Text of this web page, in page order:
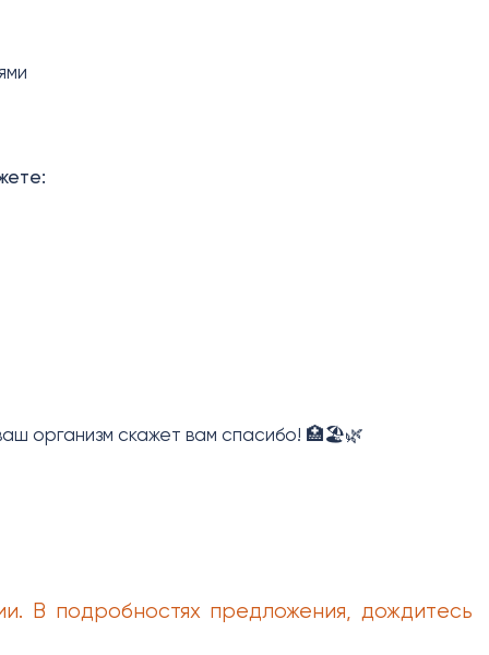
организм скажет вам спасибо! 🏥🏖️🌿
В подробностях предложения, дождитесь